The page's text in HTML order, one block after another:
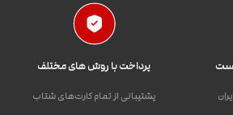
پرداخت با روش های مختلف
پشتیبانی از تمام کارت‌های شتاب